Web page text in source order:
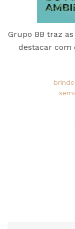
Grupo BB traz
destacar com